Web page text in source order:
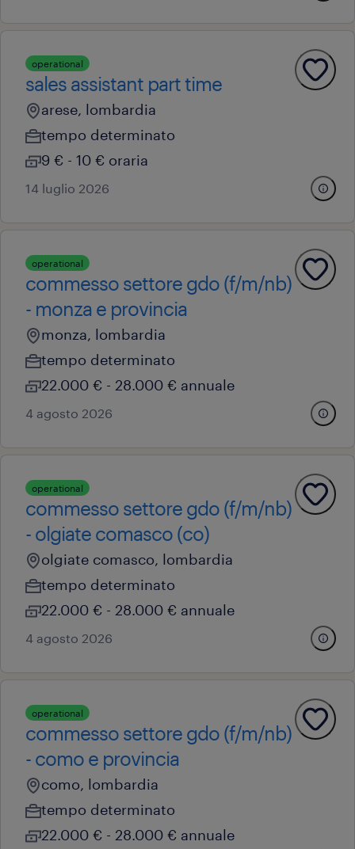
operational
sales assistant part time
arese, lombardia
tempo determinato
9 € - 10 € oraria
14 luglio 2026
operational
commesso settore gdo (f/m/nb)
- monza e provincia
monza, lombardia
tempo determinato
22.000 € - 28.000 € annuale
4 agosto 2026
operational
commesso settore gdo (f/m/nb)
- olgiate comasco (co)
olgiate comasco, lombardia
tempo determinato
22.000 € - 28.000 € annuale
4 agosto 2026
operational
commesso settore gdo (f/m/nb)
- como e provincia
como, lombardia
tempo determinato
22.000 € - 28.000 € annuale